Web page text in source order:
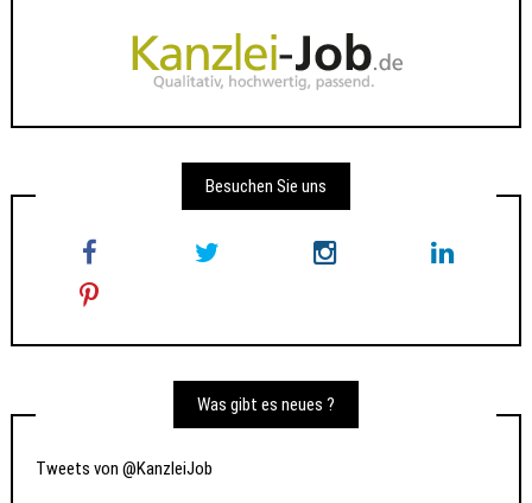
Besuchen Sie uns
Was gibt es neues ?
Tweets von @KanzleiJob